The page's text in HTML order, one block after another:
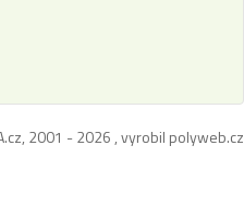
2001 - 2026 , vyrobil polyweb.cz